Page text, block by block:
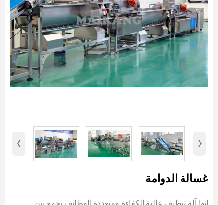
‹ ›
غسالة الدوامة
إنها آلة تنظيف عالية الكفاءة ومتعددة الوظائف تجمع بين